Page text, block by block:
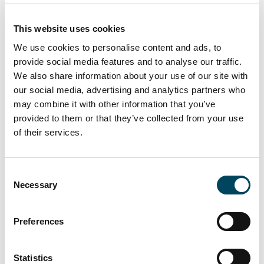
This website uses cookies
We use cookies to personalise content and ads, to
provide social media features and to analyse our traffic.
We also share information about your use of our site with
our social media, advertising and analytics partners who
may combine it with other information that you’ve
provided to them or that they’ve collected from your use
of their services.
Selection
Necessary
Preferences
Statistics
stieg auf aktuell EUR 34,40 pro m²
gegenüber EUR 32,65 pro m² im
ersten Halbjahr 2018 an.
Der teuerste Büromarkt bleibt nach
wie vor London Westend mit EUR
102,50 pro m², wobei die
Spitzenmiete gegenüber dem ersten
niedrigsten Spitzenmieten befinden